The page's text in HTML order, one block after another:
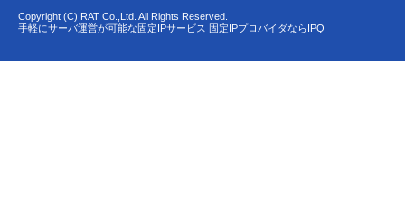
Copyright (C) RAT Co.,Ltd. All Rights Reserved.
手軽にサーバ運営が可能な固定IPサービス 固定IPプロバイダならIPQ